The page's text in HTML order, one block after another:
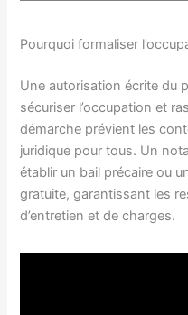
Pourquoi formaliser
Une autorisation écrite du
sécuriser l’occupation et
démarche prévient les
juridique pour tous. Un
établir un bail précaire ou
gratuite, garantissant les
d’entretien et de charges.